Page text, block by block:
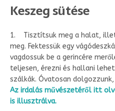
Keszeg sütése
1. Tisztítsuk meg a halat,
meg. Fektessük egy
vagdossuk be a gerincére
teljesen, érezni és hallani
szálkák. Óvatosan
Az irdalás művészetéről itt
is illusztrálva.